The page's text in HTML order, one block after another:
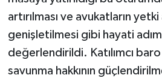
artırılması ve avukatların yetki
genişletilmesi gibi hayati
değerlendirildi. Katılımcı baro
savunma hakkının